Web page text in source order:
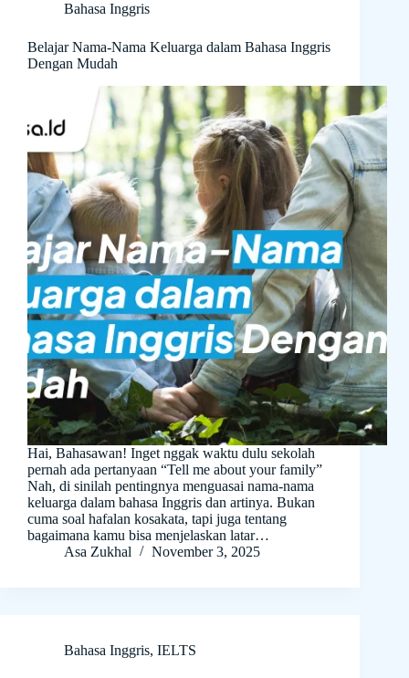
Bahasa Inggris
Belajar Nama-Nama Keluarga dalam Bahasa Inggris
Dengan Mudah
Hai, Bahasawan! Inget nggak waktu dulu sekolah
pernah ada pertanyaan “Tell me about your family”
Nah, di sinilah pentingnya menguasai nama-nama
keluarga dalam bahasa Inggris dan artinya. Bukan
cuma soal hafalan kosakata, tapi juga tentang
bagaimana kamu bisa menjelaskan latar…
Asa Zukhal
November 3, 2025
Bahasa Inggris, IELTS